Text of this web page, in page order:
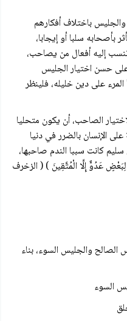
باختلاف أفكارهم
بأصحابه سلبا أو إيجابا،
إليه أفعال من يصاحب،
حسن اختيار الجليس
على دين خليله، فلينظر
الصاحب، أن يكون متحليا
الإنسان بالضرر في دنيا
كانت سببا الندم صاحبها،
عَدُوٌّ إِلَّا الْمُتَّقِينَ ) ( الزخرف
والجليس السوء، بناء
السوء